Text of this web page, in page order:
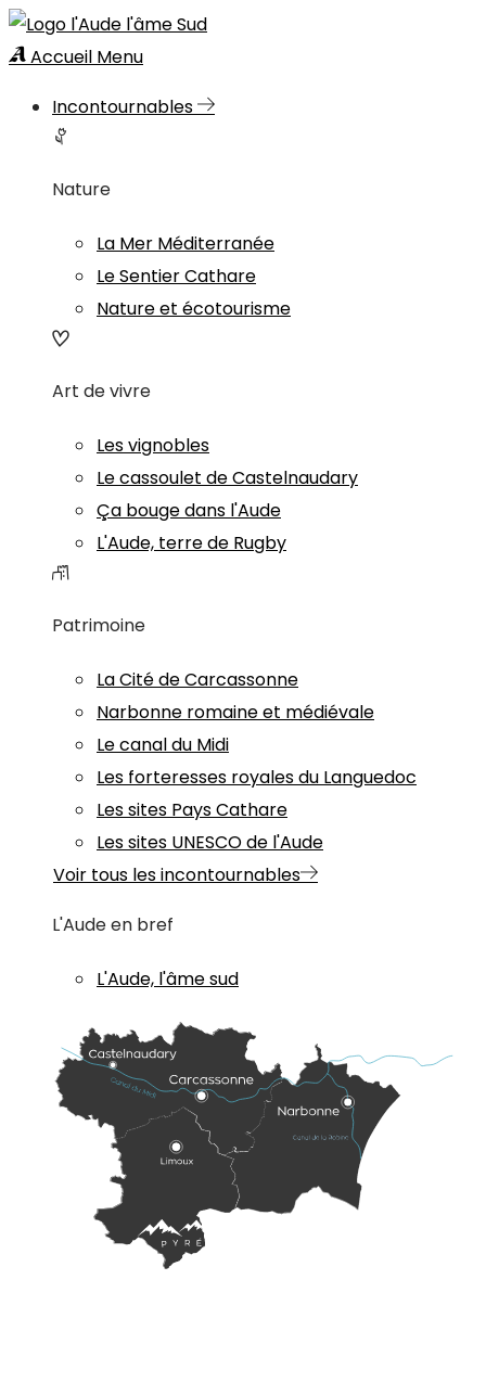
Accueil Menu
Incontournables
Nature
La Mer Méditerranée
Le Sentier Cathare
Nature et écotourisme
Art de vivre
Les vignobles
Le cassoulet de Castelnaudary
Ça bouge dans l'Aude
L'Aude, terre de Rugby
Patrimoine
La Cité de Carcassonne
Narbonne romaine et médiévale
Le canal du Midi
Les forteresses royales du Languedoc
Les sites Pays Cathare
Les sites UNESCO de l'Aude
Voir tous les incontournables
L'Aude en bref
L'Aude, l'âme sud